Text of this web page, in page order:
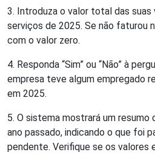
3. Introduza o valor total das
serviços de 2025. Se não faturou
com o valor zero.
4. Responda “Sim” ou “Não” à
empresa teve algum empregado
em 2025.
5. O sistema mostrará um resumo
ano passado, indicando o que foi
pendente. Verifique se os valores